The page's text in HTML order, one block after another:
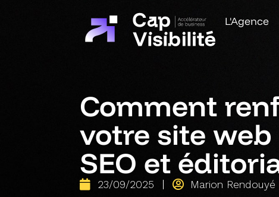
L'Agence
Comment
votre site
SEO et
23/09/2025 Marion Rendouyé